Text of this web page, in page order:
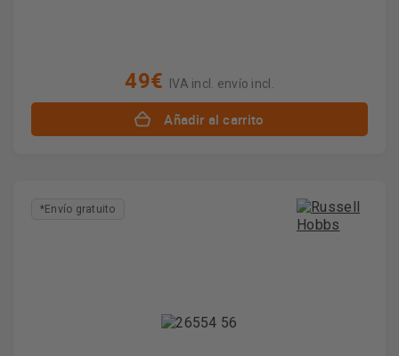
49€ IVA incl. envío incl.
Añadir al carrito
*Envío gratuito